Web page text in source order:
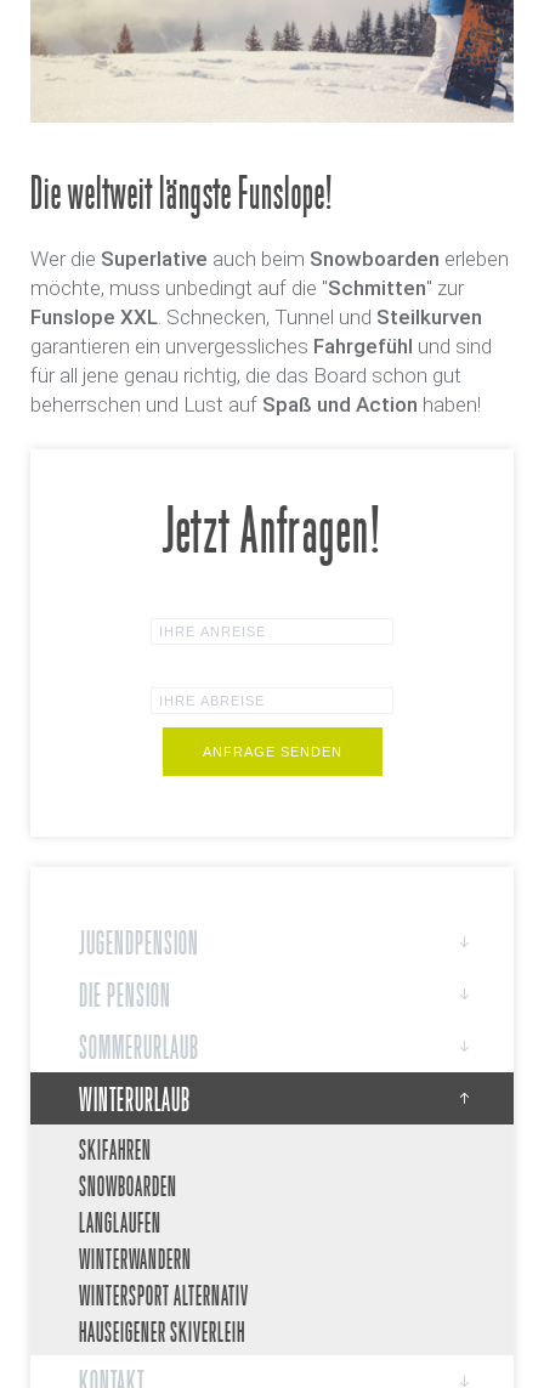
Die weltweit längste Funslope!
Wer die Superlative auch beim Snowboarden erleben
möchte, muss unbedingt auf die "Schmitten" zur
Funslope XXL . Schnecken, Tunnel und Steilkurven
garantieren ein unvergessliches Fahrgefühl und sind
für all jene genau richtig, die das Board schon gut
beherrschen und Lust auf Spaß und Action haben!
Jetzt Anfragen!
ANFRAGE SENDEN
JUGENDPENSION
DIE PENSION
SOMMERURLAUB
WINTERURLAUB
SKIFAHREN
SNOWBOARDEN
LANGLAUFEN
WINTERWANDERN
WINTERSPORT ALTERNATIV
HAUSEIGENER SKIVERLEIH